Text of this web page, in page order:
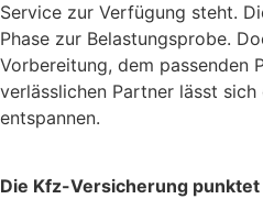
Service zur Verfügung steht.
Phase zur Belastungsprobe.
Vorbereitung, dem passenden
verlässlichen Partner lässt
entspannen.
Die Kfz-Versicherung